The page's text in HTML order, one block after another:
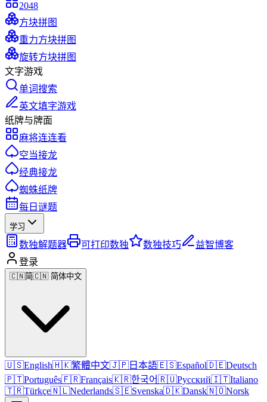
2048
方块拼图
重力方块拼图
旋转方块拼图
文字游戏
单词搜索
英文填字游戏
纸牌与牌面
麻将连连看
空当接龙
经典接龙
蜘蛛纸牌
每日谜题
学习
数独解题器 可打印数独 数独技巧
益智博客
登录
🇨🇳简🇨🇳 简体中文
🇺🇸English🇭🇰繁體中文🇯🇵 日本語🇪🇸Español🇩🇪Deutsch
🇵🇹Português🇫🇷Français🇰🇷한국어🇷🇺Русский🇮🇹Italiano
🇹🇷Türkçe🇳🇱Nederlands🇸🇪Svenska🇩🇰Dansk🇳🇴Norsk